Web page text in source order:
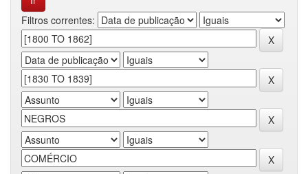
Filtros correntes: